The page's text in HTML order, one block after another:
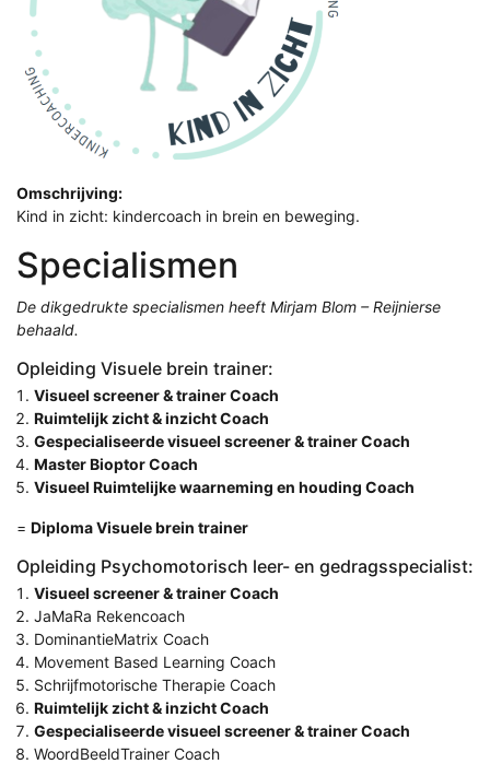
Omschrijving:
Kind in zicht: kindercoach in brein en beweging.
Specialismen
De dikgedrukte specialismen heeft Mirjam Blom – Reijnierse
behaald.
Opleiding Visuele brein trainer:
Visueel screener & trainer Coach
Ruimtelijk zicht & inzicht Coach
Gespecialiseerde visueel screener & trainer Coach
Master Bioptor Coach
Visueel Ruimtelijke waarneming en houding Coach
= Diploma Visuele brein trainer
Opleiding Psychomotorisch leer- en gedragsspecialist:
Visueel screener & trainer Coach
JaMaRa Rekencoach
DominantieMatrix Coach
Movement Based Learning Coach
Schrijfmotorische Therapie Coach
Ruimtelijk zicht & inzicht Coach
Gespecialiseerde visueel screener & trainer Coach
WoordBeeldTrainer Coach